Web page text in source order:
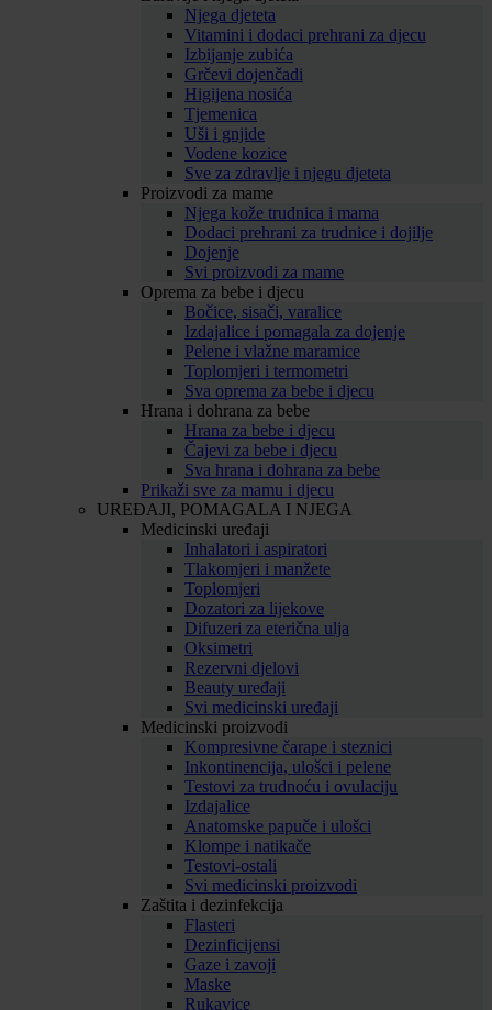
Njega djeteta
Vitamini i dodaci prehrani za djecu
Izbijanje zubića
Grčevi dojenčadi
Higijena nosića
Tjemenica
Uši i gnjide
Vodene kozice
Sve za zdravlje i njegu djeteta
Proizvodi za mame
Njega kože trudnica i mama
Dodaci prehrani za trudnice i dojilje
Dojenje
Svi proizvodi za mame
Oprema za bebe i djecu
Bočice, sisači, varalice
Izdajalice i pomagala za dojenje
Pelene i vlažne maramice
Toplomjeri i termometri
Sva oprema za bebe i djecu
Hrana i dohrana za bebe
Hrana za bebe i djecu
Čajevi za bebe i djecu
Sva hrana i dohrana za bebe
Prikaži sve za mamu i djecu
UREĐAJI, POMAGALA I NJEGA
Medicinski uređaji
Inhalatori i aspiratori
Tlakomjeri i manžete
Toplomjeri
Dozatori za lijekove
Difuzeri za eterična ulja
Oksimetri
Rezervni djelovi
Beauty uređaji
Svi medicinski uređaji
Medicinski proizvodi
Kompresivne čarape i steznici
Inkontinencija, ulošci i pelene
Testovi za trudnoću i ovulaciju
Izdajalice
Anatomske papuče i ulošci
Klompe i natikače
Testovi-ostali
Svi medicinski proizvodi
Zaštita i dezinfekcija
Flasteri
Dezinficijensi
Gaze i zavoji
Maske
Rukavice